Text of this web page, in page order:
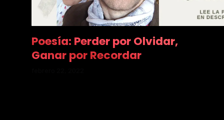
Poesía: Perder por Olvidar,
Ganar por Recordar